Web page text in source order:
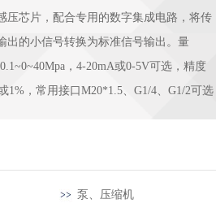
压芯片，配合专用的数字集成电路，将传
出的小信号转换为标准信号输出。量
，4-20mA或0-5V可选，精度
1%，常用接口M20*1.5、G1/4、G1/2可选
泵、压缩机